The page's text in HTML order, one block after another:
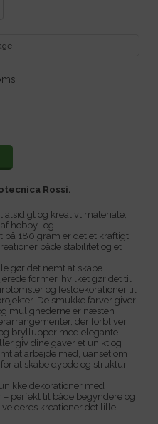
Rossi.
alsidigt og kreativt materiale,
hobby- og
på 180 gram er det et kraftigt
både stabilitet og et
gør det nemt at skabe
former, hvilket gør det til
og festdekorationer til
De smukke farver giver
mulighederne er næsten
der forbliver
bryllupper med elegante
giv dine gaver et unikt og
at arbejde med, uanset om
at skabe dybde og struktur i
dekorationer med
perfekt til både begyndere og
deres kreationer det lille